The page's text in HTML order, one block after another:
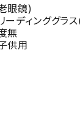
眼鏡)
ーディンググラ
無
供用